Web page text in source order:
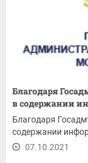
Благодаря
в содержании
Благодаря
содержании
07.10.2021